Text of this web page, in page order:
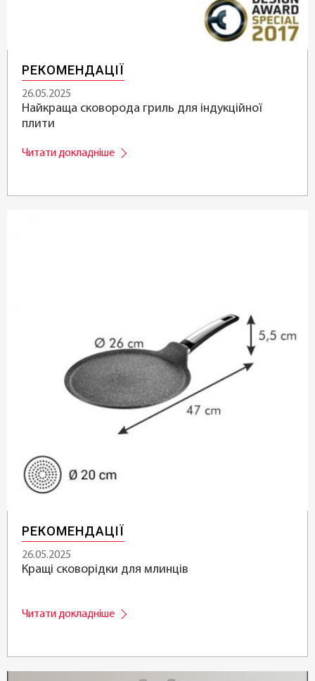
РЕКОМЕНДАЦІЇ
26.05.2025
Найкраща сковорода гриль для індукційної
плити
Читати докладніше
РЕКОМЕНДАЦІЇ
26.05.2025
Кращі сковорідки для млинців
Читати докладніше